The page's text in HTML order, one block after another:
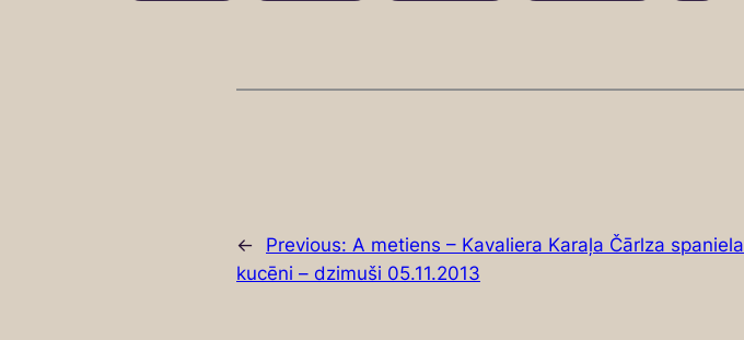
← Previous: A metiens – Kavaliera Karaļa Čārlza spaniela
kucēni – dzimuši 05.11.2013